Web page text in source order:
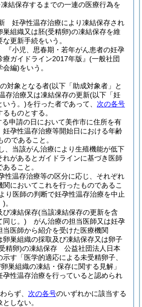
凍結保存するまでの一連の医療行為を
妊孕性温存治療により凍結保存され
巣組織又は胚(受精卵)の凍結保存を維
更新手続をいう。
小児、思春期・若年がん患者の妊孕
ガイドライン2017年版』 (一般社団
会編)をいう。
対象となる者(以下「助成対象者」と
存治療又は凍結保存の更新(以下「妊
いう。)を行った者であって、 次の各号
ものとする。
る申請の日において美作市に住所を有
妊孕性温存治療等開始日における年齢
であること。
、当該がん治療により生殖機能が低下
れがあるとガイドラインに基づき医師
ること。
性温存治療等の区分に応じ、それぞれ
関においてこれを行ったものであるこ
り医師の判断で妊孕性温存治療を中止
)。
び凍結保存(当該凍結保存の更新を含
同じ。) がん治療の担当医師又は妊孕
当医師から紹介を受けた医療機関
卵巣組織の採取及び凍結保存又は卵子
精卵)の凍結保存 公益社団法人日本
す「医学的適応による未受精卵子、
巣組織の凍結・保存に関する見解」
孕性温存治療を行っていると認められ
らず、 次の各号のいずれかに該当する
しない。